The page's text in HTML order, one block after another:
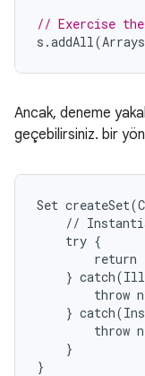
// Exercise
s .addAll(Arrays
Ancak, deneme
geçebilirsiniz. bir
Set
//
    try {
return
}
throw
}
throw
    }
}